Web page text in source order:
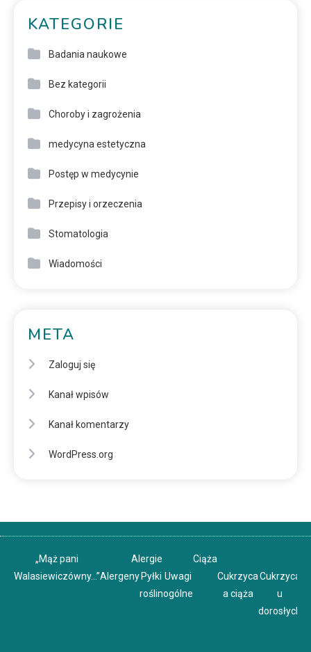
KATEGORIE
Badania naukowe
Bez kategorii
Choroby i zagrożenia
medycyna estetyczna
Postęp w medycynie
Przepisy i orzeczenia
Stomatologia
Wiadomości
META
Zaloguj się
Kanał wpisów
Kanał komentarzy
WordPress.org
„Mąż pani
Walasiewiczówny…”
Alergie
AlergenyPyłki
roślin
Uwagi
ogólne
Ciąża
Cukrzyca
a ciąża
Cukrzyca
u
dorosłych